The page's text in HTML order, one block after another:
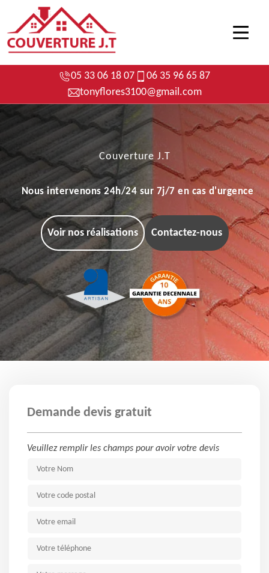
05 33 06 18 07
06 35 96 65 87
tonyflores3100@gmail.com
Couverture J.T
Nous intervenons 24h/24 sur 7j/7 en cas d'urgence
Voir nos réalisations Contactez-nous
Demande devis gratuit
Veuillez remplir les champs pour avoir votre devis